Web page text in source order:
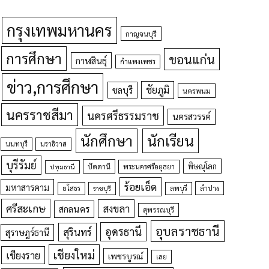
กรุงเทพมหานคร กาญจนบุรี
การศึกษา กาฬสินธุ์ กำแพงเพชร ขอนแก่น
ข่าว,การศึกษา ชลบุรี ชัยภูมิ นครพนม
นครราชสีมา นครศรีธรรมราช นครสวรรค์
นนทบุรี นราธิวาส นักศึกษา นักเรียน
บุรีรัมย์ ปทุมธานี ปัตตานี พระนครศรีอยุธยา พิษณุโลก
มหาสารคาม ยโสธร ราชบุรี ร้อยเอ็ด ลพบุรี ลำปาง
ศรีสะเกษ สกลนคร สงขลา สุพรรณบุรี
สุราษฎร์ธานี สุรินทร์ อุดรธานี อุบลราชธานี
เชียงราย เชียงใหม่ เพชรบูรณ์ เลย